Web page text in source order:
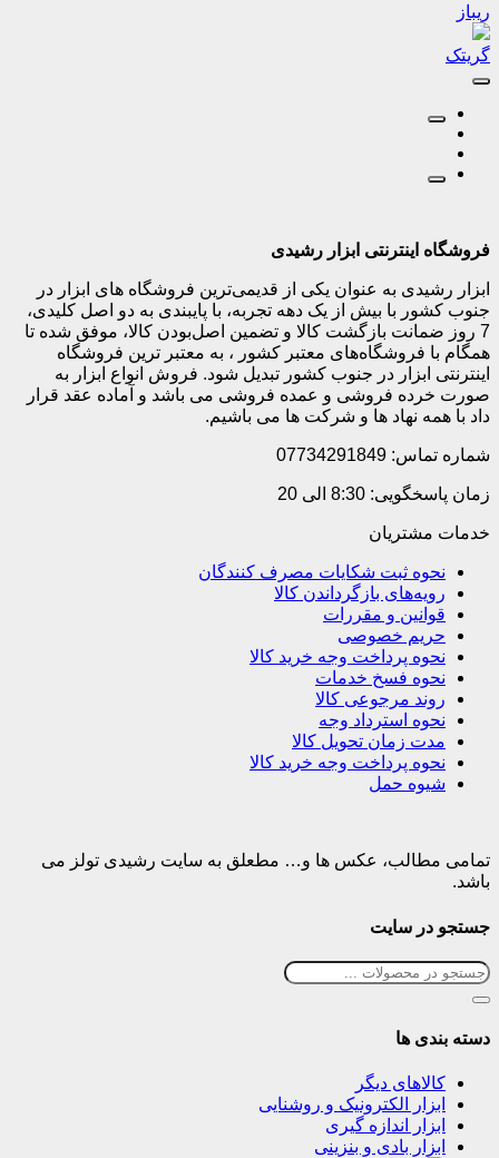
ریباز
گریتک
فروشگاه اینترنتی ابزار رشیدی
ابزار رشیدی به عنوان یکی از قدیمی‌ترین فروشگاه های ابزار در
جنوب کشور با بیش از یک دهه تجربه، با پایبندی به دو اصل کلیدی،
7 روز ضمانت بازگشت کالا و تضمین اصل‌بودن کالا، موفق شده تا
همگام با فروشگاه‌های معتبر کشور ، به معتبر ترین فروشگاه
اینترنتی ابزار در جنوب کشور تبدیل شود. فروش انواع ابزار به
صورت خرده فروشی و عمده فروشی می باشد و آماده عقد قرار
داد با همه نهاد ها و شرکت ها می باشیم.
شماره تماس: 07734291849
زمان پاسخگویی: 8:30 الی 20
خدمات مشتریان
نحوه ثبت شکایات مصرف کنندگان
رویه‌های بازگرداندن کالا
قوانین و مقررات
حریم خصوصی
نحوه پرداخت وجه خرید کالا
نحوه فسخ خدمات
روند مرجوعی کالا
نحوه استرداد وجه
مدت زمان تحویل کالا
نحوه پرداخت وجه خرید کالا
شیوه حمل
تمامی مطالب، عکس ها و… مطعلق به سایت رشیدی تولز می
باشد.
جستجو در سایت
دسته بندی ها
کالاهای دیگر
ابزار الکترونیک و روشنایی
ابزار اندازه گیری
ابزار بادی و بنزینی